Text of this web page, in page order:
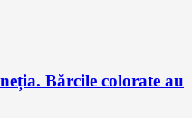
Bărcile colorate au